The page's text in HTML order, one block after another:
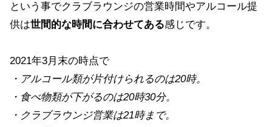
という事でクラブラウンジの営業時間やアルコール提
供は世間的な時間に合わせてある感じです。
2021年3月末の時点で
・アルコール類が片付けられるのは20時。
・食べ物類が下がるのは20時30分。
・クラブラウンジ営業は21時まで。